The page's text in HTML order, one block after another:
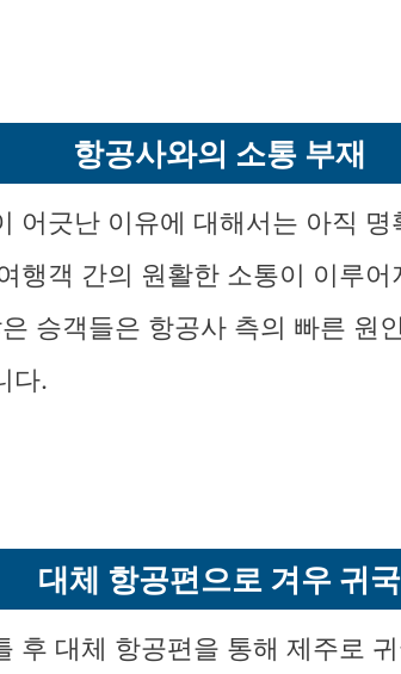
항공사와의 소통 부재
어긋난 이유에 대해서는 아직
행객 간의 원활한 소통이 이루
승객들은 항공사 측의 빠른 원
다.
대체 항공편으로 겨우 귀국
후 대체 항공편을 통해 제주로